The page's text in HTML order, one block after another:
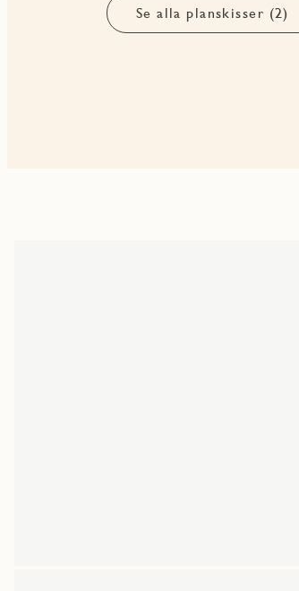
Se alla planskisser (2)